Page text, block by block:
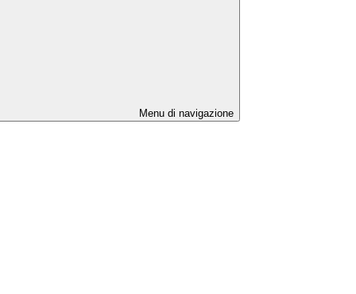
Menu di navigazione